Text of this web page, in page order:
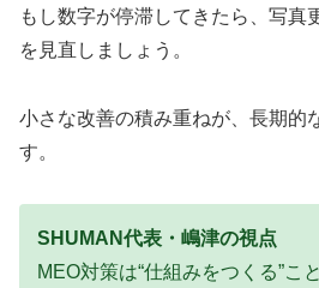
もし数字が停滞してきたら、写真
を見直しましょう。
小さな改善の積み重ねが、長期的
す。
SHUMAN代表・嶋津の視点
MEO対策は“仕組みをつくる”こ